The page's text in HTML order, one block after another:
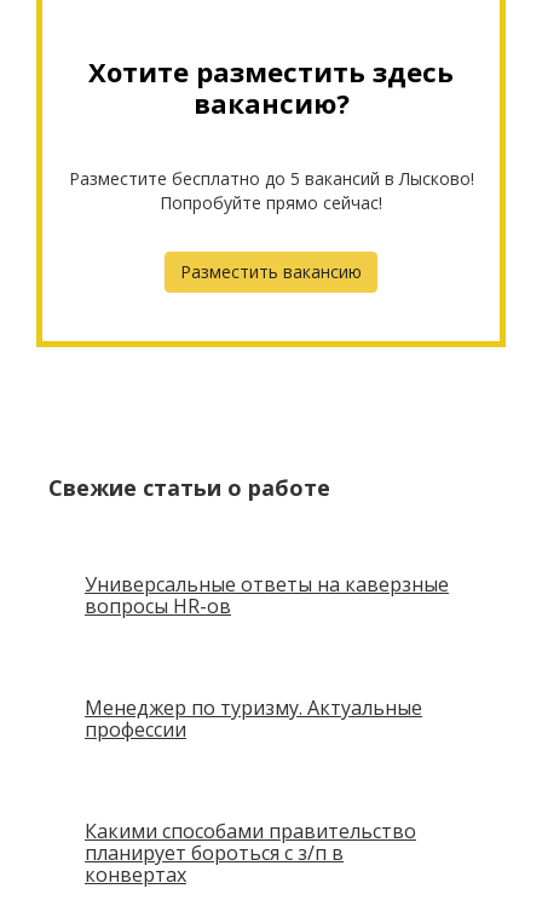
Хотите разместить здесь
вакансию?
Разместите бесплатно до 5 вакансий в Лысково!
Попробуйте прямо сейчас!
Разместить вакансию
Свежие статьи о работе
Универсальные ответы на каверзные
вопросы HR-ов
Менеджер по туризму. Актуальные
профессии
Какими способами правительство
планирует бороться с з/п в
конвертах